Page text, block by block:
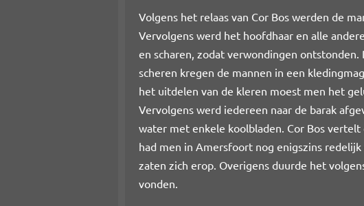
Volgens het relaas van Cor Bos werden de
Vervolgens werd het hoofdhaar en alle
en scharen, zodat verwondingen
scheren kregen de mannen in een
het uitdelen van de kleren moest men het
Vervolgens werd iedereen naar de barak
water met enkele koolbladen. Cor Bos
had men in Amersfoort nog enigszins
zaten zich erop. Overigens duurde het
vonden.